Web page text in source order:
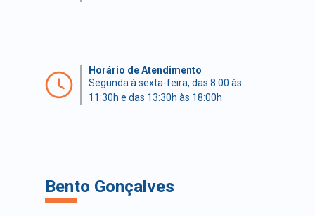
Horário de Atendimento
Segunda à sexta-feira, das 8:00 às
11:30h e das 13:30h às 18:00h
Bento Gonçalves